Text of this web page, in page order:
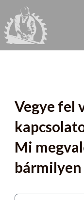
Vegye fel
Mi
bármilyen